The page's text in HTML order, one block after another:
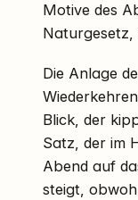
Motive des
Naturgesetz,
Die Anlage
Blick, der
Satz, der im
Abend auf
steigt,